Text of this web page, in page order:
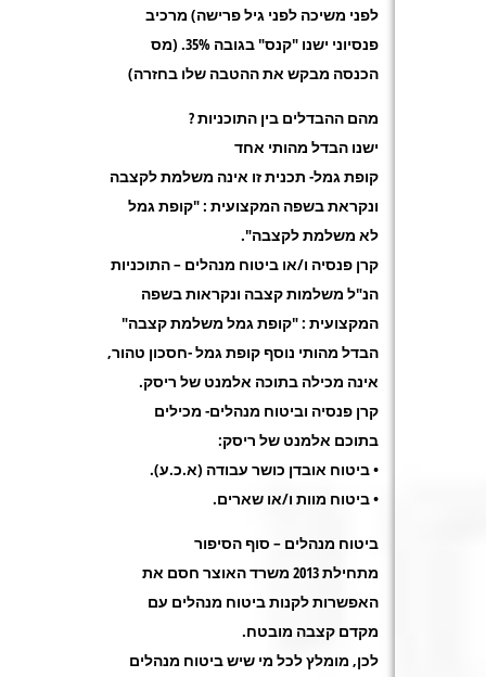
לפני משיכה לפני גיל פרישה) מרכיב
פנסיוני ישנו "קנס" בגובה 35%. (מס
הכנסה מבקש את ההטבה שלו בחזרה)
מהם ההבדלים בין התוכניות?
ישנו הבדל מהותי אחד
קופת גמל- תכנית זו אינה משלמת לקצבה
ונקראת בשפה המקצועית : "קופת גמל
לא משלמת לקצבה".
קרן פנסיה ו/או ביטוח מנהלים – התוכניות
הנ"ל משלמות קצבה ונקראות בשפה
המקצועית : "קופת גמל משלמת קצבה"
הבדל מהותי נוסף קופת גמל -חסכון טהור,
אינה מכילה בתוכה אלמנט של ריסק.
קרן פנסיה וביטוח מנהלים- מכילים
בתוכם אלמנט של ריסק:
•ביטוח אובדן כושר עבודה (א.כ.ע).
•ביטוח מוות ו/או שארים.
ביטוח מנהלים – סוף הסיפור
מתחילת 2013 משרד האוצר חסם את
האפשרות לקנות ביטוח מנהלים עם
מקדם קצבה מובטח.
לכן, מומלץ לכל מי שיש ביטוח מנהלים